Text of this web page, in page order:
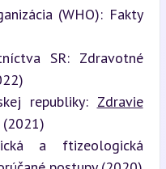
(WHO): Fakty
SR: Zdravotné
republiky: Zdravie
a ftizeologická